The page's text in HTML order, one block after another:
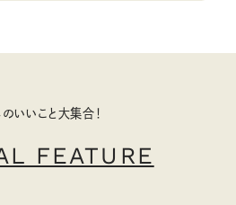
いいこと大集合！
FEATURE